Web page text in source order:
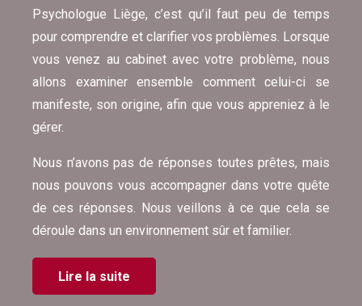
Psychologue Liège, c’est qu’il faut peu de temps
pour comprendre et clarifier vos problèmes. Lorsque
vous venez au cabinet avec votre problème, nous
allons examiner ensemble comment celui-ci se
manifeste, son origine, afin que vous appreniez à le
gérer.
Nous n’avons pas de réponses toutes prêtes, mais
nous pouvons vous accompagner dans votre quête
de ces réponses. Nous veillons à ce que cela se
déroule dans un environnement sûr et familier.
Lire la suite